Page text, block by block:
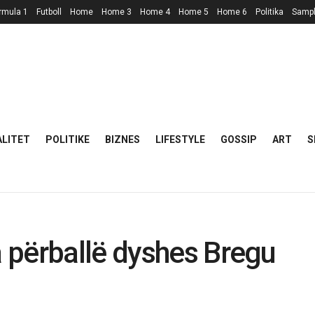
1 Futboll Home Home 3 Home 4 Home 5 Home 6 Politika
POLITIKE BIZNES LIFESTYLE GOSSIP ART
dyshes Bregu